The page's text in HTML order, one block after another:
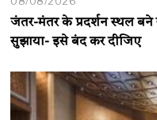
जंतर-मंतर के प्रदर्शन स्थल बने
सुझाया- इसे बंद कर दीजिए